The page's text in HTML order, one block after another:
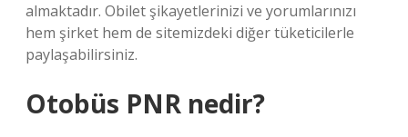
almaktadır. Obilet şikayetlerinizi ve yorumlarınızı
hem şirket hem de sitemizdeki diğer tüketicilerle
paylaşabilirsiniz.
Otobüs PNR nedir?